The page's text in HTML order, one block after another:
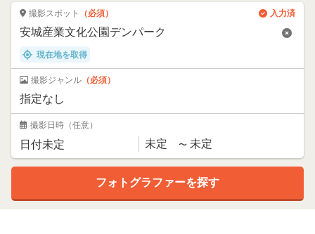
撮影スポット （必須） 入力済
現在地を取得
撮影ジャンル （必須）
撮影日時 （任意）